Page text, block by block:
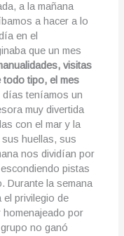
a la mañana
a hacer a lo
en el
que un mes
visitas
todo tipo, el mes
días teníamos un
muy divertida
con el mar y la
huellas, sus
nos dividían por
pistas
Durante la semana
el privilegio de
por
no ganó